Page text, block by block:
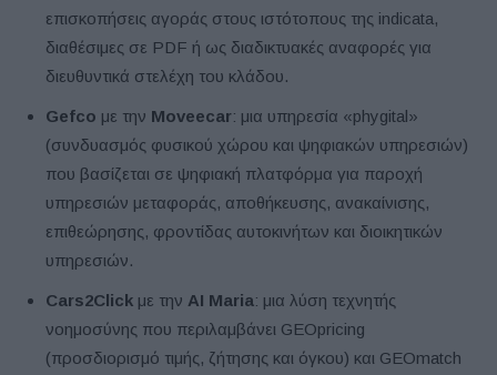
επισκοπήσεις αγοράς στους ιστότοπους της indicata,
διαθέσιμες σε PDF ή ως διαδικτυακές αναφορές για
διευθυντικά στελέχη του κλάδου.
Gefco με την Moveecar: μια υπηρεσία «phygital»
(συνδυασμός φυσικού χώρου και ψηφιακών υπηρεσιών)
που βασίζεται σε ψηφιακή πλατφόρμα για παροχή
υπηρεσιών μεταφοράς, αποθήκευσης, ανακαίνισης,
επιθεώρησης, φροντίδας αυτοκινήτων και διοικητικών
υπηρεσιών.
Cars2Click με την AI Maria: μια λύση τεχνητής
νοημοσύνης που περιλαμβάνει GEOpricing
(προσδιορισμό τιμής, ζήτησης και όγκου) και GEOmatch